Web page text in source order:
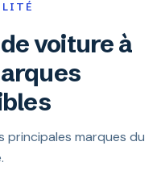
voiture à
principales marques du